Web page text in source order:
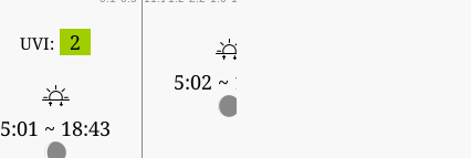
UVI: 2
5:01 ~ 18:43
5:02 ~ 18:42